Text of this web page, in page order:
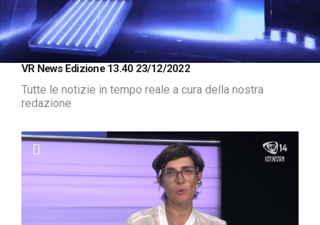
Loaded:
1.22%
VR News Edizione 13.40 23/12/2022
Tutte le notizie in tempo reale a cura della nostra
redazione